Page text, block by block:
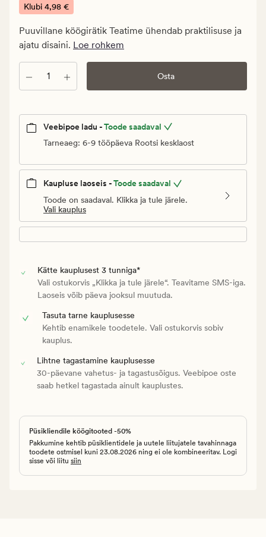
€.
4,98
€
Klubi 4,98 €
Puuvillane köögirätik Teatime ühendab praktilisuse ja
ajatu disaini. Loe rohkem
Kogus Osta
Veebipoe ladu -Toode saadaval
Tarneaeg: 6-9 tööpäeva Rootsi kesklaost
Kaupluse laoseis -Toode saadaval
Toode on saadaval. Klikka ja tule järele.
Vali kauplus
Kätte kauplusest 3 tunniga*
Vali ostukorvis „Klikka ja tule järele“. Teavitame SMS-iga.
Laoseis võib päeva jooksul muutuda.
Tasuta tarne kauplusesse
Kehtib enamikele toodetele. Vali ostukorvis sobiv
kauplus.
Lihtne tagastamine kauplusesse
30-päevane vahetus- ja tagastusõigus. Veebipoe oste
saab hetkel tagastada ainult kauplustes.
Püsikliendile köögitooted -50%
Pakkumine kehtib püsiklientidele ja uutele liitujatele tavahinnaga
toodete ostmisel kuni 23.08.2026 ning ei ole kombineeritav. Logi
sisse või liitu siin